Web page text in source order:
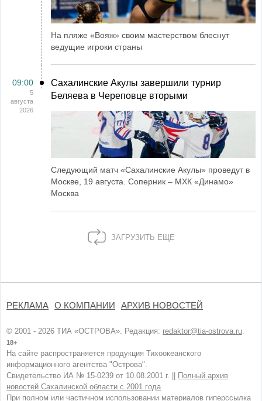
На пляже «Вояж» своим мастерством блеснут
ведущие игроки страны
09:00
5
августа
2026
Сахалинские Акулы завершили турнир
Беляева в Череповце вторыми
Следующий матч «Сахалинские Акулы» проведут в
Москве, 19 августа. Соперник – МХК «Динамо»
Москва
ЗАГРУЗИТЬ ЕЩЕ
РЕКЛАМА О КОМПАНИИ АРХИВ НОВОСТЕЙ
© 2001 - 2026 ТИА «ОСТРОВА». Редакция: redaktor@tia-ostrova.ru
18+
На сайте распространяется продукция Тихоокеанского
информационного агентства "Острова".
Свидетельство ИА № 15-0239 от 10.08.2001 г. || Полный архив
новостей Сахалинской области с 2001 года
При полном или частичном использовании материалов гиперссылка